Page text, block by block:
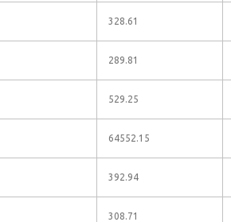
328.61
289.81
529.25
64552.15
392.94
308.71